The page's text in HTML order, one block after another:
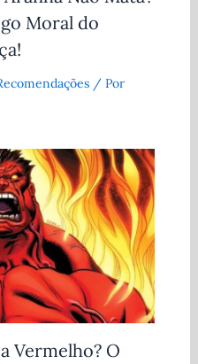
Moral do
/ Por
Vermelho? O